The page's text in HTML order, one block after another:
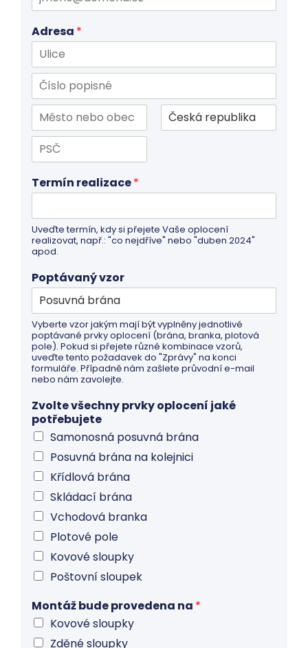
Adresa *
První
řádek
adresy
Druhý
řádek
adresy
Město
Stát
PSČ
Termín realizace*
Uveďte termín, kdy si přejete Vaše oplocení
realizovat, např.: "co nejdříve" nebo "duben 2024"
apod.
Poptávaný vzor
Vyberte vzor jakým mají být vyplněny jednotlivé
poptávané prvky oplocení (brána, branka, plotová
pole). Pokud si přejete různé kombinace vzorů,
uveďte tento požadavek do "Zprávy" na konci
formuláře. Případně nám zašlete průvodní e-mail
nebo nám zavolejte.
Zvolte všechny prvky oplocení jaké
potřebujete
Samonosná posuvná brána
Posuvná brána na kolejnici
Křídlová brána
Skládací brána
Vchodová branka
Plotové pole
Kovové sloupky
Poštovní sloupek
Montáž bude provedena na *
Kovové sloupky
Zděné sloupky